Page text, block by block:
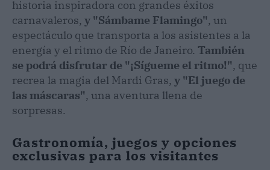
historia inspiradora con grandes éxitos
carnavaleros, y "Sámbame Flamingo", un
espectáculo que transporta a los asistentes a la
energía y el ritmo de Río de Janeiro. También
se podrá disfrutar de "¡Sígueme el ritmo!", que
recrea la magia del Mardi Gras, y "El juego de
las máscaras", una aventura llena de
sorpresas.
Gastronomía, juegos y opciones
exclusivas para los visitantes